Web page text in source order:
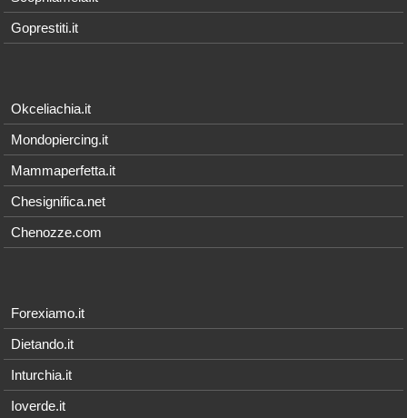
Goprestiti.it
Okceliachia.it
Mondopiercing.it
Mammaperfetta.it
Chesignifica.net
Chenozze.com
Forexiamo.it
Dietando.it
Inturchia.it
Ioverde.it